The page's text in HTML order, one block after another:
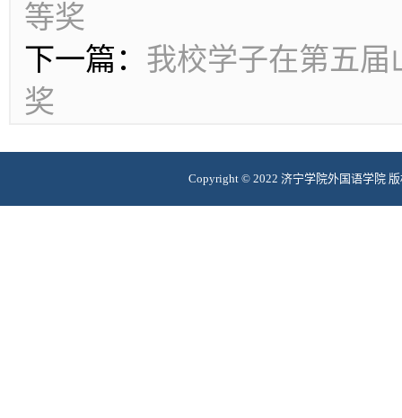
等奖‌
下一篇： 我校学子在第五
奖
Copyright © 2022济宁学院外国语学院